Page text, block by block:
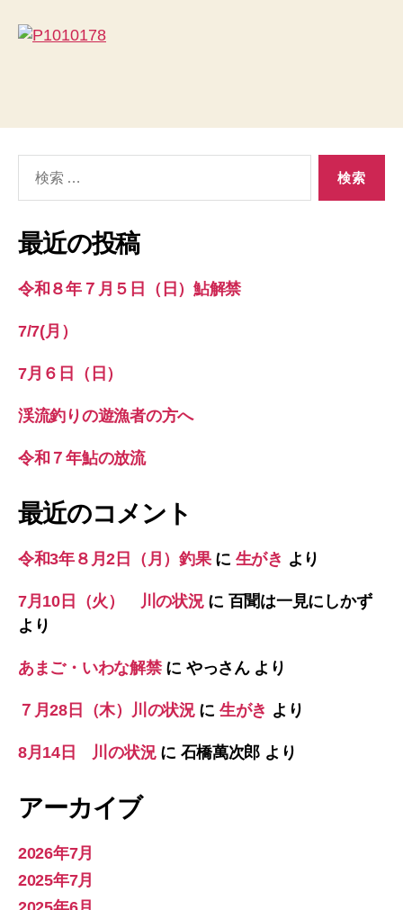
象:
最近の投稿
令和８年７月５日（日）鮎解禁
7/7(月）
7月６日（日）
渓流釣りの遊漁者の方へ
令和７年鮎の放流
最近のコメント
令和3年８月2日（月）釣果に 生がき より
7月10日（火） 川の状況に 百聞は一見にしかず
より
あまご・いわな解禁に やっさんより
７月28日（木）川の状況に 生がき より
8月14日 川の状況に 石橋萬次郎 より
アーカイブ
2026年7月
2025年7月